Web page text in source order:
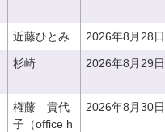
近藤ひとみ 2026年8月28日
杉崎 2026年8月29日
権藤 貴代
子（office h
2026年8月30日